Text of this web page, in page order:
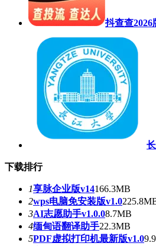
抖查查2026
下载排行
1享脉企业版v14166.3MB
2wps电脑免安装版v1.0
3AI志愿助手v1.0.08.7MB
4缅甸语翻译助手22.3MB
5PDF虚拟打印机最新版v1.0